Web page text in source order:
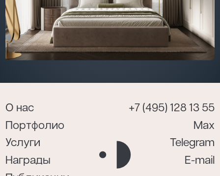
О нас
Портфолио
Услуги
Награды
+7 (495) 128 13 55
Max
Telegram
E-mail